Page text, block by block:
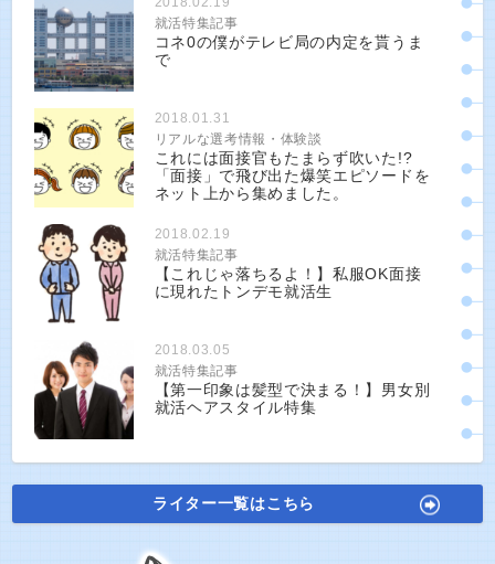
就活特集記事
コネ0の僕がテレビ局の内定を貰うま
で
2018.01.31
リアルな選考情報・体験談
これには面接官もたまらず吹いた!?
「面接」で飛び出た爆笑エピソードを
ネット上から集めました。
2018.02.19
就活特集記事
【これじゃ落ちるよ！】私服OK面接
に現れたトンデモ就活生
2018.03.05
就活特集記事
【第一印象は髪型で決まる！】男女別
就活ヘアスタイル特集
ライター一覧はこちら